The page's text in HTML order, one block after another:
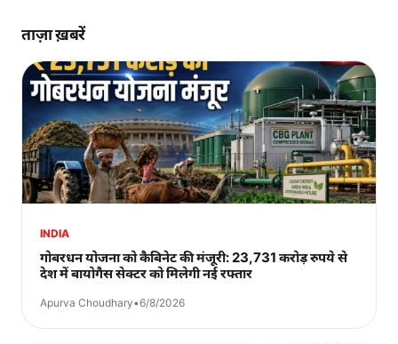
ताज़ा ख़बरें
INDIA
गोबरधन योजना को कैबिनेट की मंजूरी: 23,731 करोड़ रुपये से
देश में बायोगैस सेक्टर को मिलेगी नई रफ्तार
Apurva Choudhary•6/8/2026